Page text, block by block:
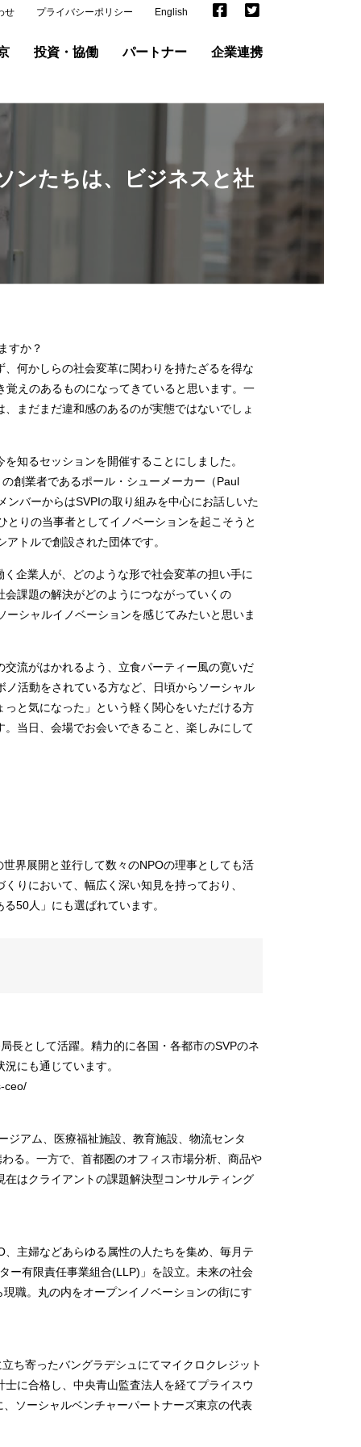
せ プライバシーポリシー English
投資・協働 パートナー 企業連携
ンたちは、ビジネスと社
すか？
何かしらの社会変革に関わりを持たざるを得な
えのあるものになってきていると思います。一
まだまだ違和感のあるのが実態ではないでしょ
知るセッションを開催することにしました。
創業者であるポール・シューメーカー（Paul
バーからはSVPIの取り組みを中心にお話しいた
りの当事者としてイノベーションを起こそうと
トルで創設された団体です。
企業人が、どのような形で社会変革の担い手に
課題の解決がどのようにつながっていくの
ーシャルイノベーションを感じてみたいと思いま
流がはかれるよう、立食パーティー風の寛いだ
活動をされている方など、日頃からソーシャル
と気になった」という軽く関心をいただける方
当日、会場でお会いできること、楽しみにして
界展開と並行して数々のNPOの理事としても活
りにおいて、幅広く深い知見を持っており、
50人」にも選ばれています。
として活躍。精力的に各国・各都市のSVPのネ
にも通じています。
ceo/
アム、医療福祉施設、教育施設、物流センタ
る。一方で、首都圏のオフィス市場分析、商品や
はクライアントの課題解決型コンサルティング
主婦などあらゆる属性の人たちを集め、毎月テ
ー有限責任事業組合(LLP)」を設立。未来の社会
職。丸の内をオープンイノベーションの街にす
ち寄ったバングラデシュにてマイクロクレジット
に合格し、中央青山監査法人を経てプライスウ
ソーシャルベンチャーパートナーズ東京の代表